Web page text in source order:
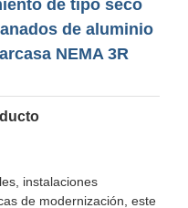
de tipo seco
de aluminio
NEMA 3R
instalaciones
de modernización, este